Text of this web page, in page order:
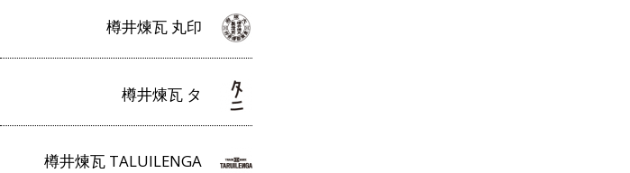
樽井煉瓦 丸印
樽井煉瓦 タ
樽井煉瓦 TALUILENGA